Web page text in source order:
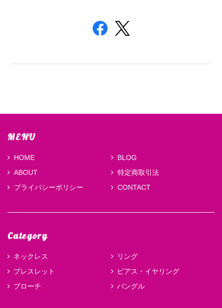
MENU
HOME
BLOG
ABOUT
特定商取引法
プライバシーポリシー
CONTACT
Category
ネックレス
リング
ブレスレット
ピアス・イヤリング
ブローチ
バングル